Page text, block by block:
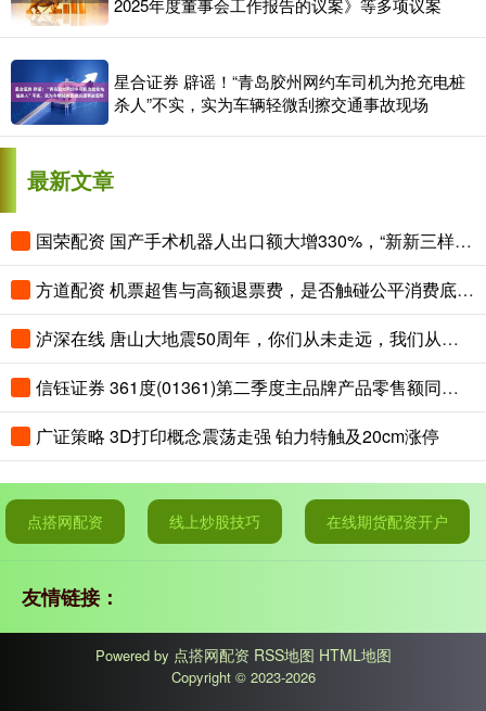
2025年度董事会工作报告的议案》等多项议案
星合证券 辟谣！“青岛胶州网约车司机为抢充电桩
杀人”不实，实为车辆轻微刮擦交通事故现场
最新文章
国荣配资 国产手术机器人出口额大增330%，“新新三样”圈粉全球
方道配资 机票超售与高额退票费，是否触碰公平消费底线？
泸深在线 唐山大地震50周年，你们从未走远，我们从未忘记！
信钰证券 361度(01361)第二季度主品牌产品零售额同比取得中高单位数的正增长
广证策略 3D打印概念震荡走强 铂力特触及20cm涨停
点搭网配资 线上炒股技巧 在线期货配资开户
友情链接：
Powered by 点搭网配资 RSS地图 HTML地图
Copyright © 2023-2026